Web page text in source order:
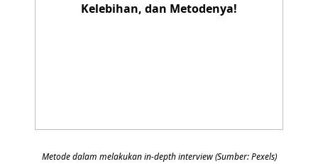
Metode dalam melakukan in-depth interview (Sumber: Pexels)